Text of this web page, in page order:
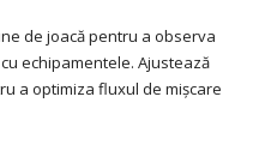
de joacă pentru a observa
echipamentele. Ajustează
a optimiza fluxul de mișcare